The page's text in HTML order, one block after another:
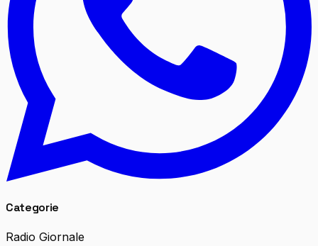
Categorie
Radio Giornale